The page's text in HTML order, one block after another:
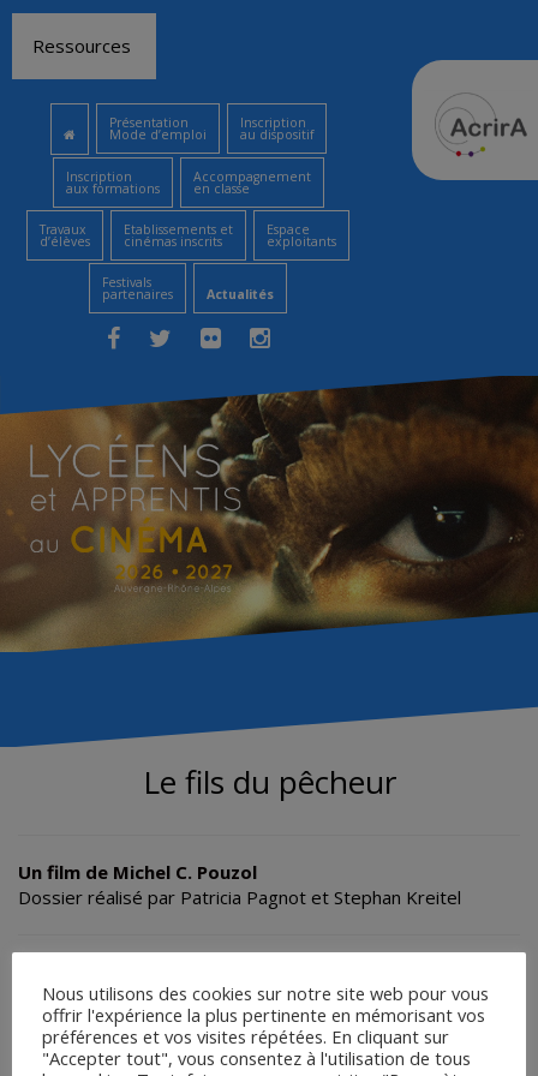
contenu
Ressources
Présentation
Mode d’emploi
Inscription
au dispositif
Inscription
aux formations
Accompagnement
en classe
Travaux
d’élèves
Etablissements et
cinémas inscrits
Espace
exploitants
Festivals
partenaires Actualités
Le fils du pêcheur
Un film de Michel C. Pouzol
Dossier réalisé par Patricia Pagnot et Stephan Kreitel
FICHE TECHNIQUE ET SYNOPSIS
ENTRETIEN AVEC LE RÉALISATEUR
Nous utilisons des cookies sur notre site web pour vous
offrir l'expérience la plus pertinente en mémorisant vos
préférences et vos visites répétées. En cliquant sur
"Accepter tout", vous consentez à l'utilisation de tous